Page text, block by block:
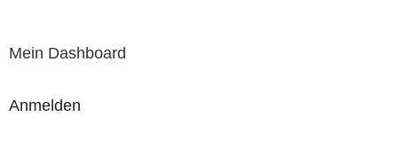
Mein Dashboard
Anmelden